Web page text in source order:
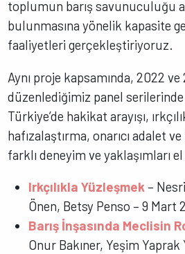
toplumun barış savunuculuğu
bulunmasına yönelik kapasite
faaliyetleri gerçekleştiriyoruz.
Aynı proje kapsamında, 2022 ve
düzenlediğimiz panel
Türkiye’de hakikat arayışı,
hafızalaştırma, onarıcı adalet
farklı deneyim ve yaklaşımları el
Irkçılıkla Yüzleşmek –
Önen, Betsy Penso – 9 Mart
Barış İnşasında Meclisin
Onur Bakıner, Yeşim Yaprak